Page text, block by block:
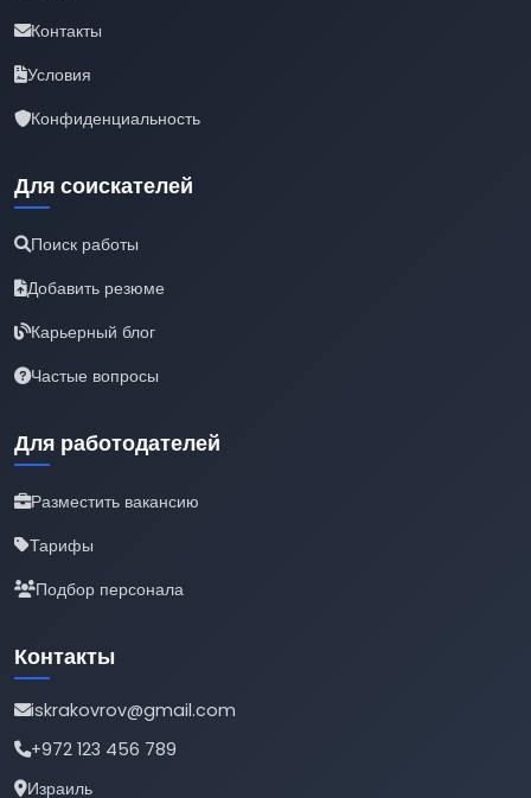
Контакты
Условия
Конфиденциальность
Для соискателей
Поиск работы
Добавить резюме
Карьерный блог
Частые вопросы
Для работодателей
Разместить вакансию
Тарифы
Подбор персонала
Контакты
iskrakovrov@gmail.com
+972 123 456 789
Израиль